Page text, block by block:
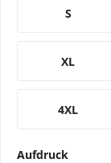
S
XL
4XL
Aufdruck